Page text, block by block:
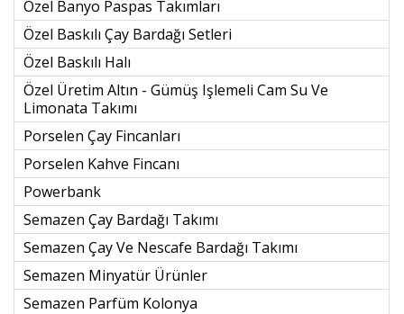
Özel Banyo Paspas Takımları
Özel Baskılı Çay Bardağı Setleri
Özel Baskılı Halı
Özel Üretim Altın - Gümüş Işlemeli Cam Su Ve
Limonata Takımı
Porselen Çay Fincanları
Porselen Kahve Fincanı
Powerbank
Semazen Çay Bardağı Takımı
Semazen Çay Ve Nescafe Bardağı Takımı
Semazen Minyatür Ürünler
Semazen Parfüm Kolonya